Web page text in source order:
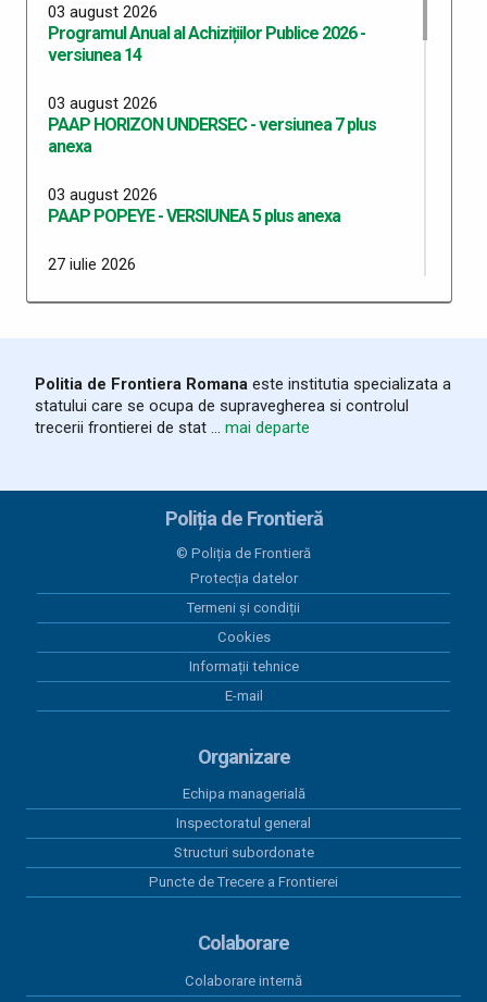
03 august 2026
Programul Anual al Achizițiilor Publice 2026 -
versiunea 14
03 august 2026
PAAP HORIZON UNDERSEC - versiunea 7 plus
anexa
03 august 2026
PAAP POPEYE - VERSIUNEA 5 plus anexa
27 iulie 2026
anexa
20 iulie 2026
PAAP RO SRB VERSIUNEA 10 plus Anexa
Programul Anual al Achizițiilor Publice 2026 -
versiunea 12
30 iunie 2026
Act adițional 8 amenajare mal Dunare Moldova-
Contract subsecvent 3 servicii asigurări auto RCA
2026
Contract subsecvent 2 servicii asigurări auto RCA
2026
Politia de Frontiera Romana este institutia specializata a
statului care se ocupa de supravegherea si controlul
trecerii frontierei de stat ... mai departe
Poliția de Frontieră
© Poliția de Frontieră
Protecția datelor
Termeni și condiții
Cookies
Informații tehnice
E-mail
Organizare
Echipa managerială
Inspectoratul general
Structuri subordonate
Puncte de Trecere a Frontierei
Colaborare
Colaborare internă